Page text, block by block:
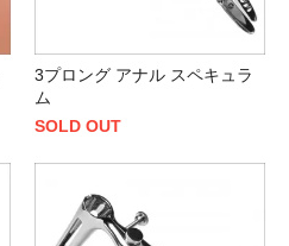
3プロング アナル スペキュラ
ム
SOLD OUT